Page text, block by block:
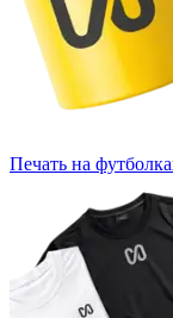
Печать на